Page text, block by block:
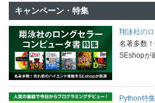
キャンペーン・特集
翔泳社の
名著多数
SEshopが
Python特集